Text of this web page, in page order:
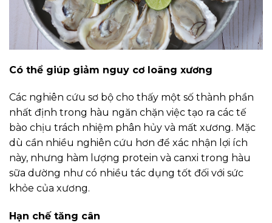
Có thể giúp giảm nguy cơ loãng xương
Các nghiên cứu sơ bộ cho thấy một số thành phần
nhất định trong hàu ngăn chặn việc tạo ra các tế
bào chịu trách nhiệm phân hủy và mất xương. Mặc
dù cần nhiều nghiên cứu hơn để xác nhận lợi ích
này, nhưng hàm lượng protein và canxi trong hàu
sữa dường như có nhiều tác dụng tốt đối với sức
khỏe của xương.
Hạn chế tăng cân